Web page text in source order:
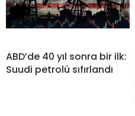
ABD’de 40 yıl sonra bir ilk:
Suudi petrolü sıfırlandı